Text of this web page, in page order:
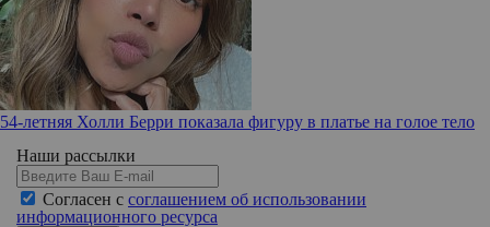
54-летняя Холли Берри показала фигуру в платье на голое тело
Наши рассылки
Согласен с соглашением об использовании
информационного ресурса